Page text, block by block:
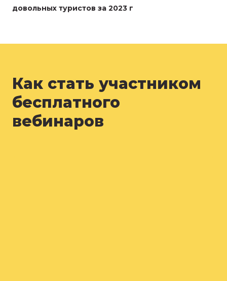
довольных туристов за 2023 г
Как стать участником
бесплатного
вебинаров